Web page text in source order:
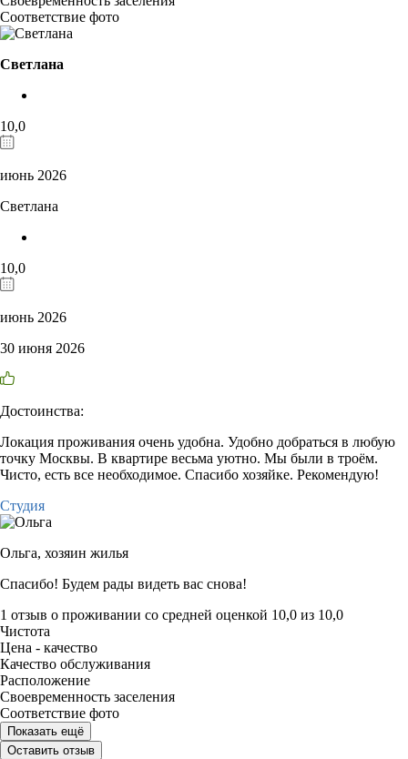
Соответствие фото
Светлана
10,0
июнь 2026
Светлана
10,0
июнь 2026
30 июня 2026
Достоинства:
Локация проживания очень удобна. Удобно добраться в любую
точку Москвы. В квартире весьма уютно. Мы были в троём.
Чисто, есть все необходимое. Спасибо хозяйке. Рекомендую!
Студия
Ольга, хозяин жилья
Спасибо! Будем рады видеть вас снова!
1 отзыв о проживании со средней оценкой 10,0 из 10,0
Чистота
Цена - качество
Качество обслуживания
Расположение
Своевременность заселения
Соответствие фото
Показать ещё
Оставить отзыв